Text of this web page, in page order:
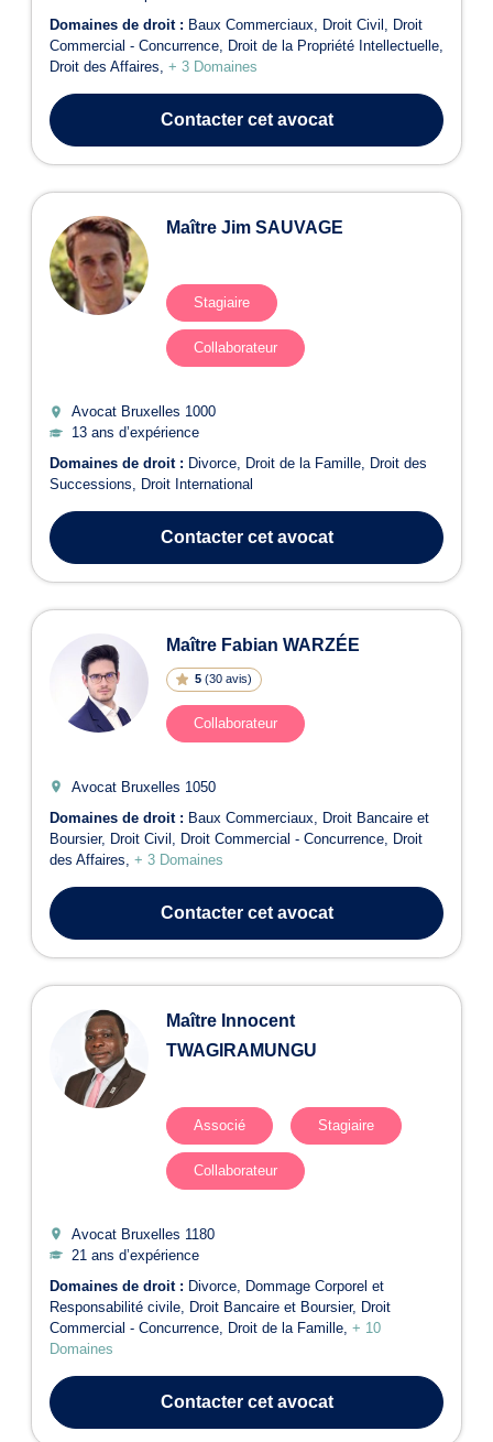
Domaines de droit : Baux Commerciaux Droit Civil
Droit
Commercial - Concurrence
Droit de la Propriété Intellectuelle
Droit des Affaires + 3 Domaines
Contactercet avocat
Maître Jim SAUVAGE
Stagiaire
Collaborateur
Avocat Bruxelles 1000
13 ans d’expérience
Domaines de droit : Divorce Droit de la Famille
Droit des
Successions
Droit International
Contactercet avocat
Maître Fabian WARZÉE
5 (30 avis)
Collaborateur
Avocat Bruxelles 1050
Domaines de droit : Baux Commerciaux
Droit Bancaire et
Boursier
Droit Civil Droit Commercial - Concurrence
Droit
des Affaires + 3 Domaines
Contactercet avocat
Maître Innocent
TWAGIRAMUNGU
Associé Stagiaire
Collaborateur
Avocat Bruxelles 1180
21 ans d’expérience
Domaines de droit : Divorce
Dommage Corporel et
Responsabilité civile
Droit Bancaire et Boursier
Droit
Commercial - Concurrence
Droit de la Famille + 10
Domaines
Contactercet avocat